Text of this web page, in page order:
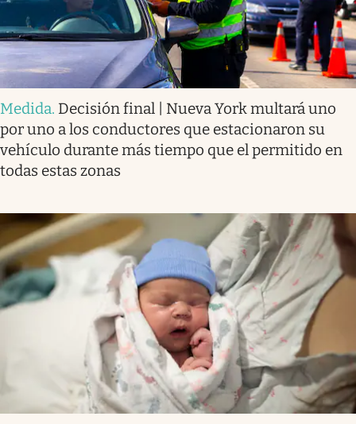
Medida. Decisión final | Nueva York multará uno
por uno a los conductores que estacionaron su
vehículo durante más tiempo que el permitido en
todas estas zonas